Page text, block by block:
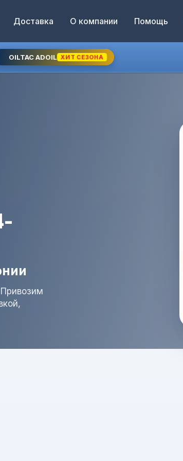
Доставка О компании Помощь
OILTAC ADOIL ХИТ СЕЗОНА